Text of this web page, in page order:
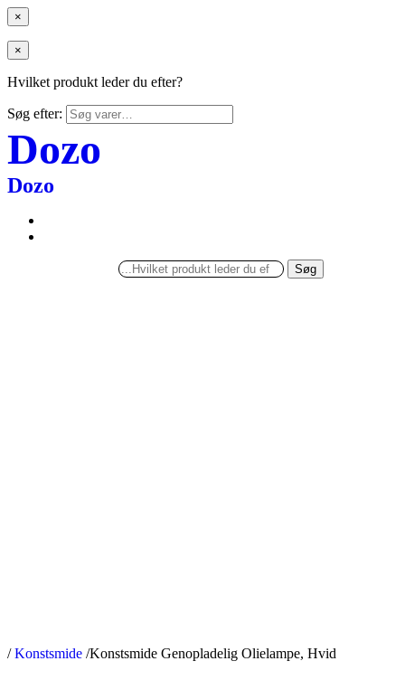
×
×
Hvilket produkt leder du efter?
Søg efter:
Dozo
Dozo
Søg
/ Konstsmide /Konstsmide Genopladelig Olielampe, Hvid